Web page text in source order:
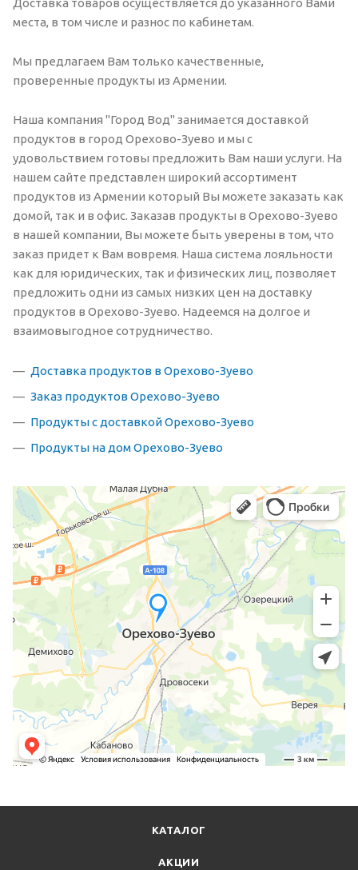
Доставка товаров осуществляется до указанного Вами
места, в том числе и разнос по кабинетам.
Мы предлагаем Вам только качественные,
проверенные продукты из Армении.
Наша компания "Город Вод" занимается доставкой
продуктов в город Орехово-Зуево и мы с
удовольствием готовы предложить Вам наши услуги. На
нашем сайте представлен широкий ассортимент
продуктов из Армении который Вы можете заказать как
домой, так и в офис. Заказав продукты в Орехово-Зуево
в нашей компании, Вы можете быть уверены в том, что
заказ придет к Вам вовремя. Наша система лояльности
как для юридических, так и физических лиц, позволяет
предложить одни из самых низких цен на доставку
продуктов в Орехово-Зуево. Надеемся на долгое и
взаимовыгодное сотрудничество.
Доставка продуктов в Орехово-Зуево
Заказ продуктов Орехово-Зуево
Продукты с доставкой Орехово-Зуево
Продукты на дом Орехово-Зуево
КАТАЛОГ
АКЦИИ